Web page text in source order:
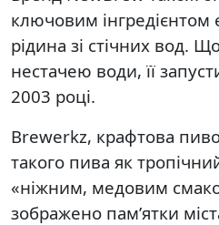
ключовим інгредієнтом
рідина зі стічних вод.
нестачею води, її
2003 році.
Brewerkz, крафтова
такого пива як
«ніжним, медовим
зображено пам’ятки